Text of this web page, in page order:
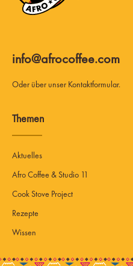
info@afrocoffee.com
Oder über unser Kontaktformular.
Themen
Aktuelles
Afro Coffee & Studio 11
Cook Stove Project
Rezepte
Wissen